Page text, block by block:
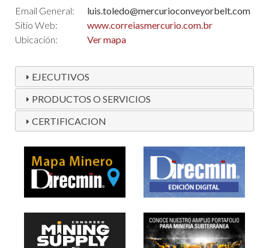
Email General:
luis.toledo@mercurioconveyorbelt.com
Sitio Web:
www.correiasmercurio.com.br
Ubicación:
Ver mapa
EJECUTIVOS
PRODUCTOS O SERVICIOS
CERTIFICACION